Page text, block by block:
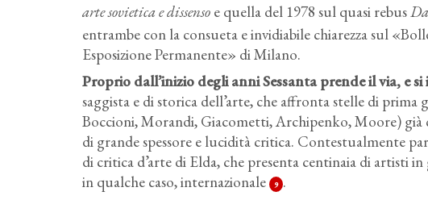
arte sovietica e dissenso e quella del 1978 sul quasi rebus
entrambe con la consueta e invidiabile chiarezza sul
Esposizione Permanente» di Milano.
Proprio dall’inizio degli anni Sessanta prende il via, e
saggista e di storica dell’arte, che affronta stelle di prima
Boccioni, Morandi, Giacometti, Archipenko, Moore) già
di grande spessore e lucidità critica. Contestualmente
di critica d’arte di Elda, che presenta centinaia di artisti
in qualche caso, internazionale
9 .